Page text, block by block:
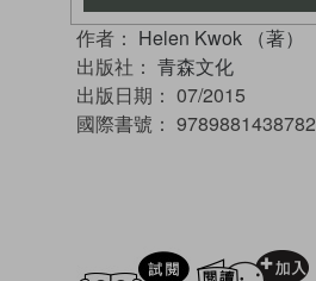
作者： Helen Kwok （著）
出版社： 青森文化
出版日期： 07/2015
國際書號： 9789881438782
試閲